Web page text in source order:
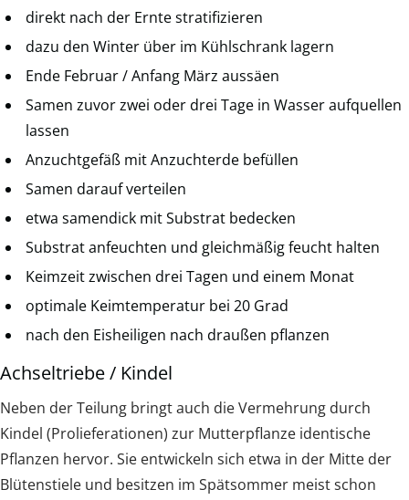
direkt nach der Ernte stratifizieren
dazu den Winter über im Kühlschrank lagern
Ende Februar / Anfang März aussäen
Samen zuvor zwei oder drei Tage in Wasser aufquellen
lassen
Anzuchtgefäß mit Anzuchterde befüllen
Samen darauf verteilen
etwa samendick mit Substrat bedecken
Substrat anfeuchten und gleichmäßig feucht halten
Keimzeit zwischen drei Tagen und einem Monat
optimale Keimtemperatur bei 20 Grad
nach den Eisheiligen nach draußen pflanzen
Achseltriebe / Kindel
Neben der Teilung bringt auch die Vermehrung durch
Kindel (Prolieferationen) zur Mutterpflanze identische
Pflanzen hervor. Sie entwickeln sich etwa in der Mitte der
Blütenstiele und besitzen im Spätsommer meist schon